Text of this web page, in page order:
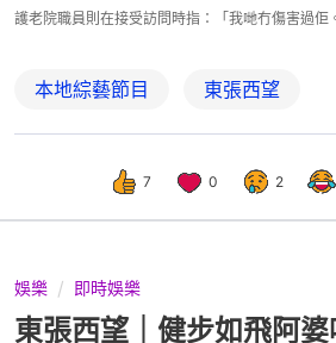
護老院職員則在接受訪問時指：「我哋冇傷害過佢
本地綜藝節目 東張西望
7 0 2
娛樂 即時娛樂
東張西望｜健步如飛阿